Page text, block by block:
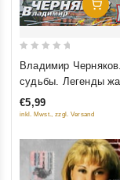
5
Владимир
судьбы. Легенды
€5,99
inkl. Mwst., zzgl. Versand